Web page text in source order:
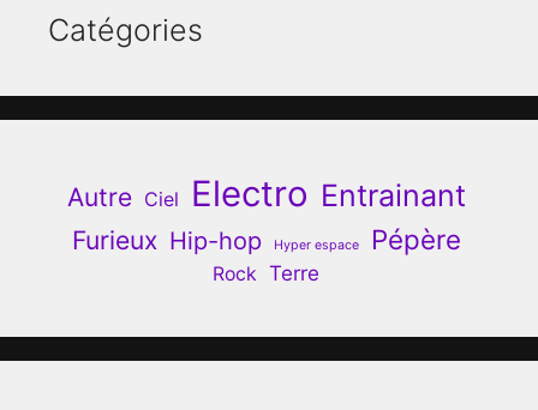
Catégories
Autre Ciel Electro Entrainant
Furieux Hip-hop Hyper espace Pépère
Rock Terre